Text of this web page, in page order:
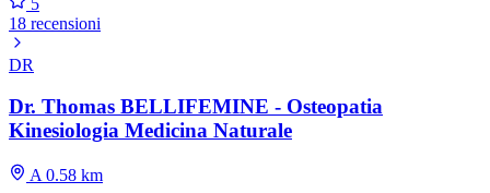
18 recensioni
DR
Dr. Thomas BELLIFEMINE - Osteopatia
Kinesiologia Medicina Naturale
A 0.58 km